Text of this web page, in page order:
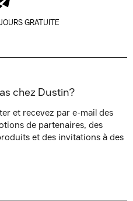
GRATUITE
chez Dustin?
et recevez par e-mail des
de partenaires, des
et des invitations à des